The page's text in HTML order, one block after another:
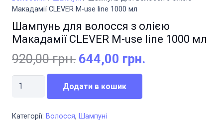
Макадамії CLEVER M-use line 1000 мл
Шампунь для волосся з олією
Макадамії CLEVER M-use line 1000 мл
920,00грн. Оригінальна
ціна:
920,00 грн..
644,00 грн.
Шампунь
Додати в кошик
Категорії: Волосся, Шампуні